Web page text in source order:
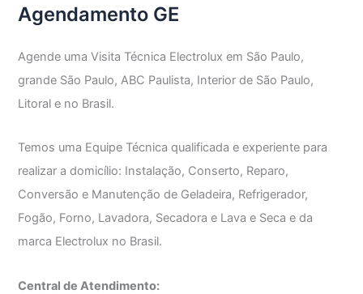
Agendamento GE
Agende uma Visita Técnica Electrolux em São Paulo,
grande São Paulo, ABC Paulista, Interior de São Paulo,
Litoral e no Brasil.
Temos uma Equipe Técnica qualificada e experiente para
realizar a domicílio: Instalação, Conserto, Reparo,
Conversão e Manutenção de Geladeira, Refrigerador,
Fogão, Forno, Lavadora, Secadora e Lava e Seca e da
marca Electrolux no Brasil.
Central de Atendimento: